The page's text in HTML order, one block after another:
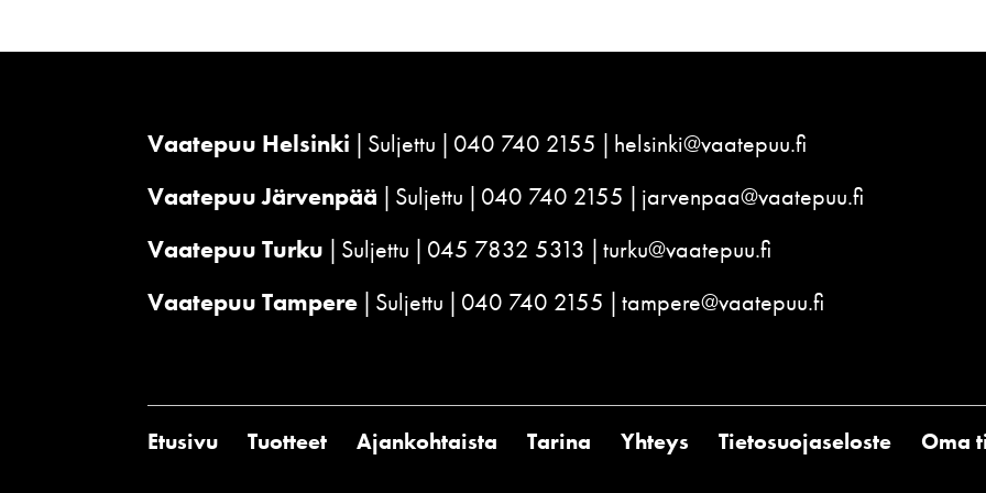
Vaatepuu Helsinki Suljettu 040 740 2155
helsinki@vaatepuu.fi
Vaatepuu Järvenpää
Suljettu 040 740 2155
jarvenpaa@vaatepuu.fi
Vaatepuu Turku
Suljettu 045 7832 5313
turku@vaatepuu.fi
Vaatepuu Tampere Suljettu 040 740 2155 tampere@vaatepuu.fi
Etusivu Tuotteet Ajankohtaista Tarina Yhteys Tietosuojaseloste Oma